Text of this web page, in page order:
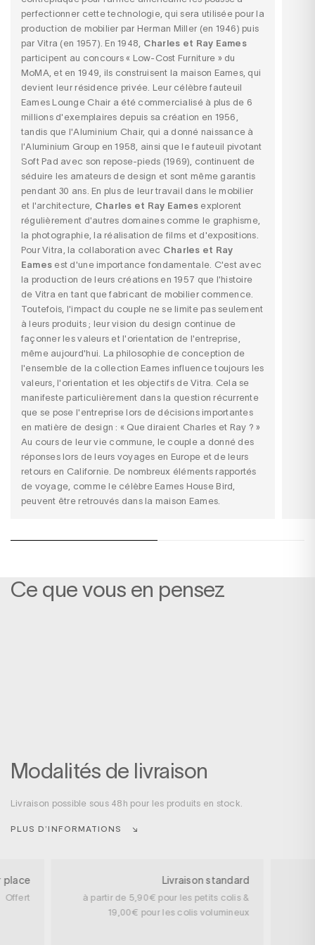
perfectionner cette technologie, qui sera utilisée pour la
production de mobilier par Herman Miller (en 1946) puis
par Vitra (en 1957). En 1948, Charles et Ray Eames
participent au concours « Low-Cost Furniture » du
MoMA, et en 1949, ils construisent la maison Eames, qui
devient leur résidence privée. Leur célèbrefauteuil
Eames Lounge Chair a été commercialisé à plus de 6
millions d'exemplaires depuis sa création en 1956,
tandis que l'Aluminium Chair, qui a donné naissance à
l'Aluminium Group en 1958, ainsi que le fauteuil pivotant
Soft Pad avec son repose-pieds (1969), continuent de
séduire les amateurs de design et sont même garantis
pendant 30 ans. En plus de leur travail dans le mobilier
et l'architecture, Charles et Ray Eames explorent
régulièrement d'autres domaines comme le graphisme,
la photographie, la réalisation de films et d'expositions.
PourVitra , la collaboration avec Charles et Ray
Eames est d'une importance fondamentale. C'est avec
la production de leurs créations en 1957 que l'histoire
de Vitra en tant que fabricant de mobilier commence.
Toutefois, l'impact du couple ne se limite pas seulement
à leurs produits ; leur vision du design continue de
façonner les valeurs et l'orientation de l'entreprise,
même aujourd'hui. La philosophie de conception de
l'ensemble de la collection Eames influence toujours les
valeurs, l'orientation et les objectifs de Vitra. Cela se
manifeste particulièrement dans la question récurrente
que se pose l'entreprise lors de décisions importantes
en matière de design : « Que diraient Charles et Ray ? »
Au cours de leur vie commune, le couple a donné des
réponses lors de leurs voyages en Europe et de leurs
retours en Californie. De nombreux éléments rapportés
de voyage, comme le célèbre Eames House Bird,
peuvent être retrouvés dans la maison Eames.
Ce que vous en pensez
Modalités de livraison
Livraison possible sous 48h pour les produits en stock.
PLUS D’INFORMATIONS
place
Offert
Livraison standard
à partir de 5,90€ pour les petits colis &
19,00€ pour les colis volumineux